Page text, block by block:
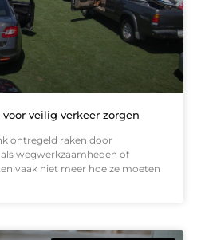
veilig verkeer zorgen
ontregeld raken door
wegwerkzaamheden of
vaak niet meer hoe ze moeten